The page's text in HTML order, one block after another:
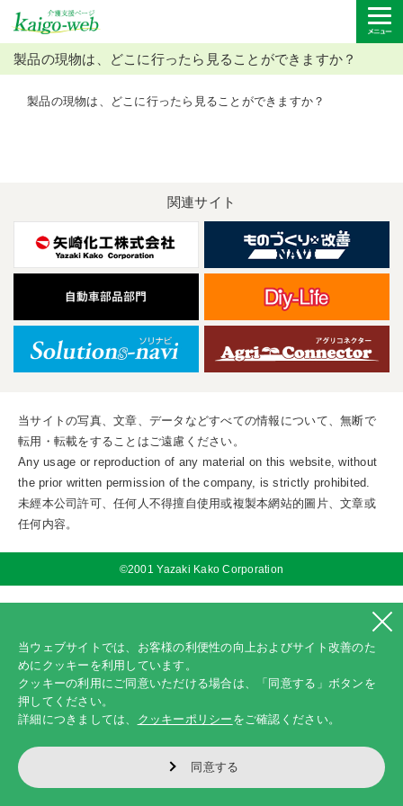
製品の現物は、どこに行ったら見ることができますか？
製品の現物は、どこに行ったら見ることができますか？
関連サイト
当サイトの写真、文章、データなどすべての情報について、無断で
転用・転載をすることはご遠慮ください。
Any usage or reproduction of any material on this website, without
the prior written permission of the company, is strictly prohibited.
未經本公司許可、任何人不得擅自使用或複製本網站的圖片、文章或
任何内容。
©2001 Yazaki Kako Corporation
当ウェブサイトでは、お客様の利便性の向上およびサイト改善のた
めにクッキーを利用しています。
クッキーの利用にご同意いただける場合は、「同意する」ボタンを
押してください。
詳細につきましては、 クッキーポリシー をご確認ください。
同意する